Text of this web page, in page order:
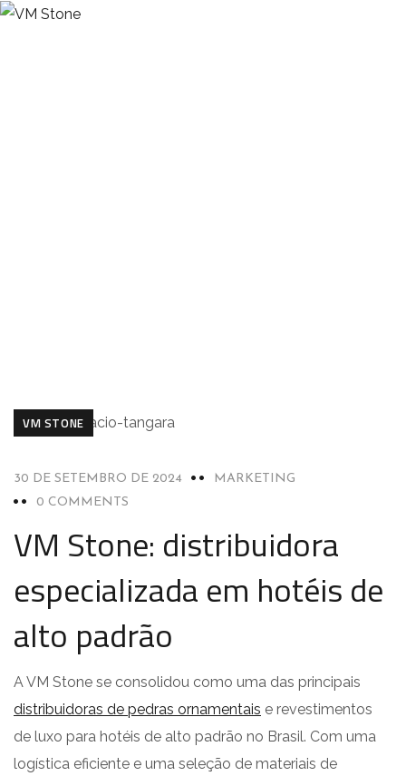
VM STONE
30 DE SETEMBRO DE 2024
MARKETING
0 COMMENTS
VM Stone: distribuidora
especializada em hotéis de
alto padrão
A VM Stone se consolidou como uma das principais
distribuidoras de pedras ornamentais e revestimentos
de luxo para hotéis de alto padrão no Brasil. Com uma
logística eficiente e uma seleção de materiais de